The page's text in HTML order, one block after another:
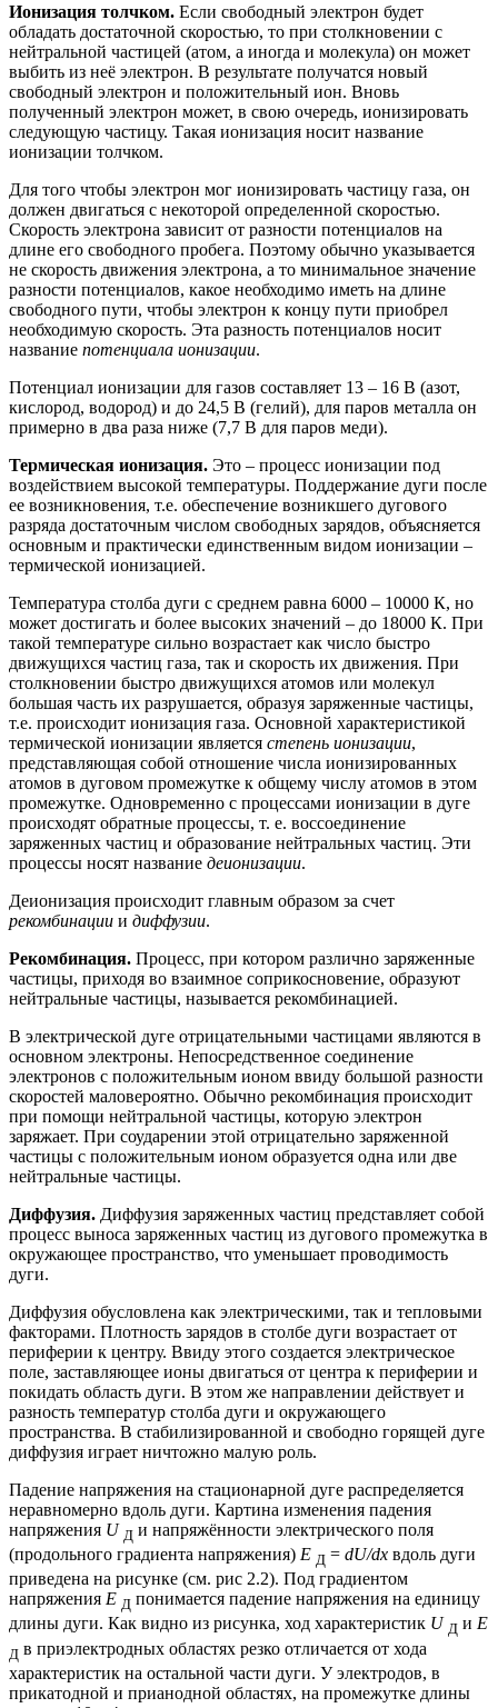
Ионизация толчком. Если свободный электрон будет
обладать достаточной скоростью, то при столкновении с
нейтральной частицей (атом, а иногда и молекула) он может
выбить из неё электрон. В результате получатся новый
свободный электрон и положительный ион. Вновь
полученный электрон может, в свою очередь, ионизировать
следующую частицу. Такая ионизация носит название
ионизации толчком.
Для того чтобы электрон мог ионизировать частицу газа, он
должен двигаться с некоторой определенной скоростью.
Скорость электрона зависит от разности потенциалов на
длине его свободного пробега. Поэтому обычно указывается
не скорость движения электрона, а то минимальное значение
разности потенциалов, какое необходимо иметь на длине
свободного пути, чтобы электрон к концу пути приобрел
необходимую скорость. Эта разность потенциалов носит
название потенциала ионизации.
Потенциал ионизации для газов составляет 13 – 16 В (азот,
кислород, водород) и до 24,5 В (гелий), для паров металла он
примерно в два раза ниже (7,7 В для паров меди).
Термическая ионизация. Это – процесс ионизации под
воздействием высокой температуры. Поддержание дуги после
ее возникновения, т.е. обеспечение возникшего дугового
разряда достаточным числом свободных зарядов, объяс­няется
основным и практически единственным видом ионизации –
термической ионизацией.
Температура столба дуги с среднем равна 6000 – 10000 К, но
может достигать и более высоких значений – до 18000 К. При
такой температуре сильно возрастает как число быстро
движущихся частиц газа, так и скорость их движения. При
столкновении быстро движущихся атомов или молекул
большая часть их разрушается, образуя заряженные частицы,
т.е. происходит иони­зация газа. Основной характеристикой
термической ионизации является сте­пень ионизации,
представляющая собой отношение числа ионизированных
атомов в дуговом промежутке к общему числу атомов в этом
промежутке. Одновременно с процессами ионизации в дуге
происходят обратные процессы, т. е. воссоединение
заряженных частиц и образование нейтральных частиц. Эти
процессы носят название деионизации.
Деионизация происходит главным образом за счет
рекомбинации и диф­фузии.
Рекомбинация. Процесс, при котором различно заряженные
частицы, при­ходя во взаимное соприкосновение, образуют
нейтральные частицы, называется рекомбинацией.
В электрической дуге отрицательными частицами являются в
основном электроны. Непосредственное соединение
электронов с положительным ионом ввиду большой разности
скоростей маловероятно. Обычно рекомбинация происходит
при помощи нейтральной частицы, которую электрон
заряжает. При соударении этой отрицательно заряженной
частицы с положительным ионом образуется одна или две
нейтральные частицы.
Диффузия. Диффузия заряженных частиц представляет собой
процесс выноса заряженных частиц из дугового промежутка в
окружающее пространство, что уменьшает проводимость
дуги.
Диффузия обусловлена как электрическими, так и тепловыми
факторами. Плотность зарядов в столбе дуги возрастает от
периферии к центру. Ввиду этого создается электрическое
поле, заставляющее ионы двигаться от центра к периферии и
покидать область дуги. В этом же направлении действует и
разность температур столба дуги и окружающего
пространства. В стабилизированной и свободно горящей дуге
диффузия играет ничтожно малую роль.
Падение напряжения на стационарной дуге распределяется
неравномерно вдоль дуги. Картина изменения падения
напряжения U Д и напряжённости электрического поля
(продольного градиента напряжения) Е Д = dU/dx вдоль дуги
приведена на рисунке (см. рис 2.2). Под градиентом
напряжения Е Д по­нимается падение напряжения на единицу
длины дуги. Как видно из рисунка, ход харак­теристик U Д и Е
Д в приэлектродных областях резко отличается от хода
характе­ристик на остальной части дуги. У электродов, в
прикатодной и прианодной об­ластях, на промежутке дли­ны